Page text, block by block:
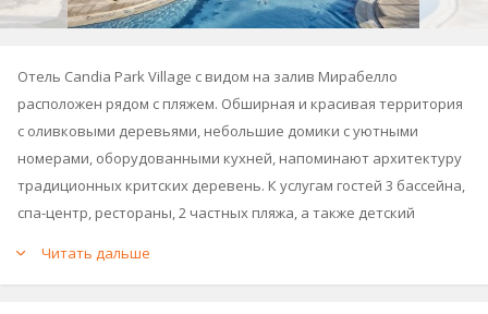
Отель Candia Park Village с видом на залив Мирабелло
расположен рядом с пляжем. Обширная и красивая территория
с оливковыми деревьями, небольшие домики с уютными
номерами, оборудованными кухней, напоминают архитектуру
традиционных критских деревень. К услугам гостей 3 бассейна,
спа-центр, рестораны, 2 частных пляжа, а также детский
баскетбол, а также заняться дайвингом и виндсерфингом.
Читать дальше